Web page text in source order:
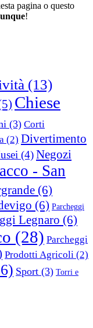
pagina o questo
!
(13)
Chiese
(3) Corti
(2) Divertimento
(4)Negozi
- San
(6)
(6) Parcheggi
Legnaro (6)
(28) Parcheggi
Prodotti Agricoli (2)
Sport (3) Torri e